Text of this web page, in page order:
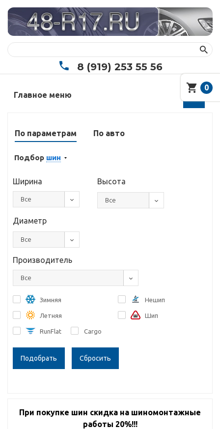
8 (919) 253 55 56
Главное меню
По параметрам По авто
Подбор шин
Ширина
Все
Высота
Все
Диаметр
Все
Производитель
Все
Зимняя
Летняя
RunFlat Cargo
Нешип
Шип
Сбросить
При покупке шин скидка на шиномонтажные
работы 20%!!!
0